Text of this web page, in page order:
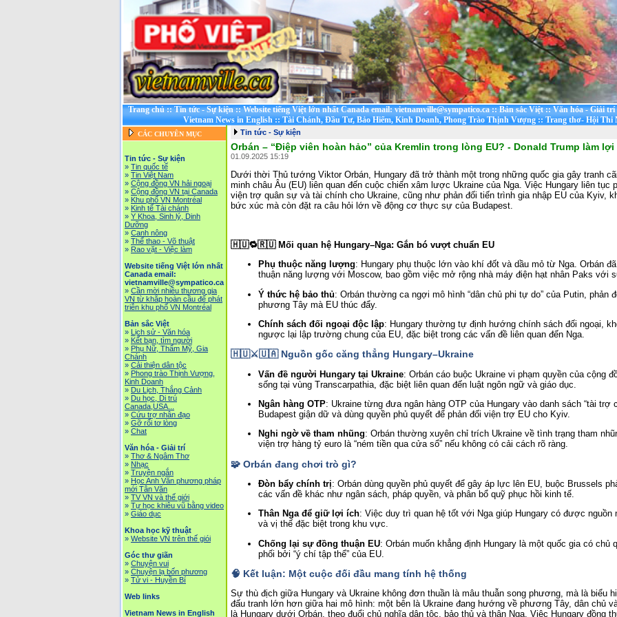
Trang chủ::Tin tức - Sự kiện::Website tiếng Việt lớn nhất Canada email: vietnamville@sympatico.ca::Bản sắc Việt::Văn hóa - Giải trí
Vietnam News in English::Tài Chánh, Đầu Tư, Bảo Hiểm, Kinh Doanh, Phong Trào Thịnh Vượng::Trang thơ- Hội Thi
CÁC CHUYÊN MỤC
Tin tức - Sự kiện
» Tin quốc tế
» Tin Việt Nam
» Cộng đồng VN hải ngoại
» Cộng đồng VN tại Canada
» Khu phố VN Montréal
» Kinh tế Tài chánh
» Y Khoa, Sinh lý, Dinh
Dưỡng
» Canh nông
» Thể thao - Võ thuật
» Rao vặt - Việc làm
Website tiếng Việt lớn nhất
Canada email:
vietnamville@sympatico.ca
» Cần mời nhiều thương gia
VN từ khắp hoàn cầu để phát
triễn khu phố VN Montréal
Bản sắc Việt
» Lịch sử - Văn hóa
» Kết bạn, tìm người
» Phụ Nữ, Thẩm Mỹ, Gia
Chánh
» Cải thiện dân tộc
» Phong trào Thịnh Vượng,
Kinh Doanh
» Du Lịch, Thắng Cảnh
» Du học, Di trú
Canada,USA...
» Cứu trợ nhân đạo
» Gỡ rối tơ lòng
» Chat
Văn hóa - Giải trí
» Thơ & Ngâm Thơ
» Nhạc
» Truyện ngắn
» Học Anh Văn phương pháp
mới Tân Văn
» TV VN và thế giới
» Tự học khiêu vũ bằng video
» Giáo dục
Khoa học kỹ thuật
» Website VN trên thế giói
Góc thư giãn
» Chuyện vui
» Chuyện lạ bốn phương
» Tử vi - Huyền Bí
Web links
Vietnam News in English
Tin tức - Sự kiện
Orbán – “Điệp viên hoàn hảo” của Kremlin trong lòng EU? - Donald Trump làm
01.09.2025 15:19
Dưới thời Thủ tướng Viktor Orbán, Hungary đã trở thành một trong những quốc gia gây tranh
minh châu Âu (EU) liên quan đến cuộc chiến xâm lược Ukraine của Nga. Việc Hungary liên tục
viện trợ quân sự và tài chính cho Ukraine, cũng như phản đối tiến trình gia nhập EU của Kyiv,
bức xúc mà còn đặt ra câu hỏi lớn về động cơ thực sự của Budapest.
🇭🇺🔁🇷🇺 Mối quan hệ Hungary–Nga: Gắn bó vượt chuẩn EU
Phụ thuộc năng lượng: Hungary phụ thuộc lớn vào khí đốt và dầu mỏ từ Nga. Orbán
thuận năng lượng với Moscow, bao gồm việc mở rộng nhà máy điện hạt nhân Paks với
Ý thức hệ bảo thủ: Orbán thường ca ngợi mô hình “dân chủ phi tự do” của Putin, phản
phương Tây mà EU thúc đẩy.
Chính sách đối ngoại độc lập: Hungary thường tự định hướng chính sách đối ngoại,
ngược lại lập trường chung của EU, đặc biệt trong các vấn đề liên quan đến Nga.
🇭🇺⚔️🇺🇦 Nguồn gốc căng thẳng Hungary–Ukraine
Vấn đề người Hungary tại Ukraine: Orbán cáo buộc Ukraine vi phạm quyền của cộng
sống tại vùng Transcarpathia, đặc biệt liên quan đến luật ngôn ngữ và giáo dục.
Ngân hàng OTP: Ukraine từng đưa ngân hàng OTP của Hungary vào danh sách “tài trợ
Budapest giận dữ và dùng quyền phủ quyết để phản đối viện trợ EU cho Kyiv.
Nghi ngờ về tham nhũng: Orbán thường xuyên chỉ trích Ukraine về tình trạng tham
viện trợ hàng tỷ euro là “ném tiền qua cửa sổ” nếu không có cải cách rõ ràng.
🧩 Orbán đang chơi trò gì?
Đòn bẩy chính trị: Orbán dùng quyền phủ quyết để gây áp lực lên EU, buộc Brussels
các vấn đề khác như ngân sách, pháp quyền, và phân bổ quỹ phục hồi kinh tế.
Thân Nga để giữ lợi ích: Việc duy trì quan hệ tốt với Nga giúp Hungary có được nguồn
và vị thế đặc biệt trong khu vực.
Chống lại sự đồng thuận EU: Orbán muốn khẳng định Hungary là một quốc gia có chủ
phối bởi “ý chí tập thể” của EU.
🧠 Kết luận: Một cuộc đối đầu mang tính hệ thống
Sự thù địch giữa Hungary và Ukraine không đơn thuần là mâu thuẫn song phương, mà là biểu
đấu tranh lớn hơn giữa hai mô hình: một bên là Ukraine đang hướng về phương Tây, dân chủ
là Hungary dưới Orbán, theo đuổi chủ nghĩa dân tộc, bảo thủ và thân Nga. Việc Hungary đồng